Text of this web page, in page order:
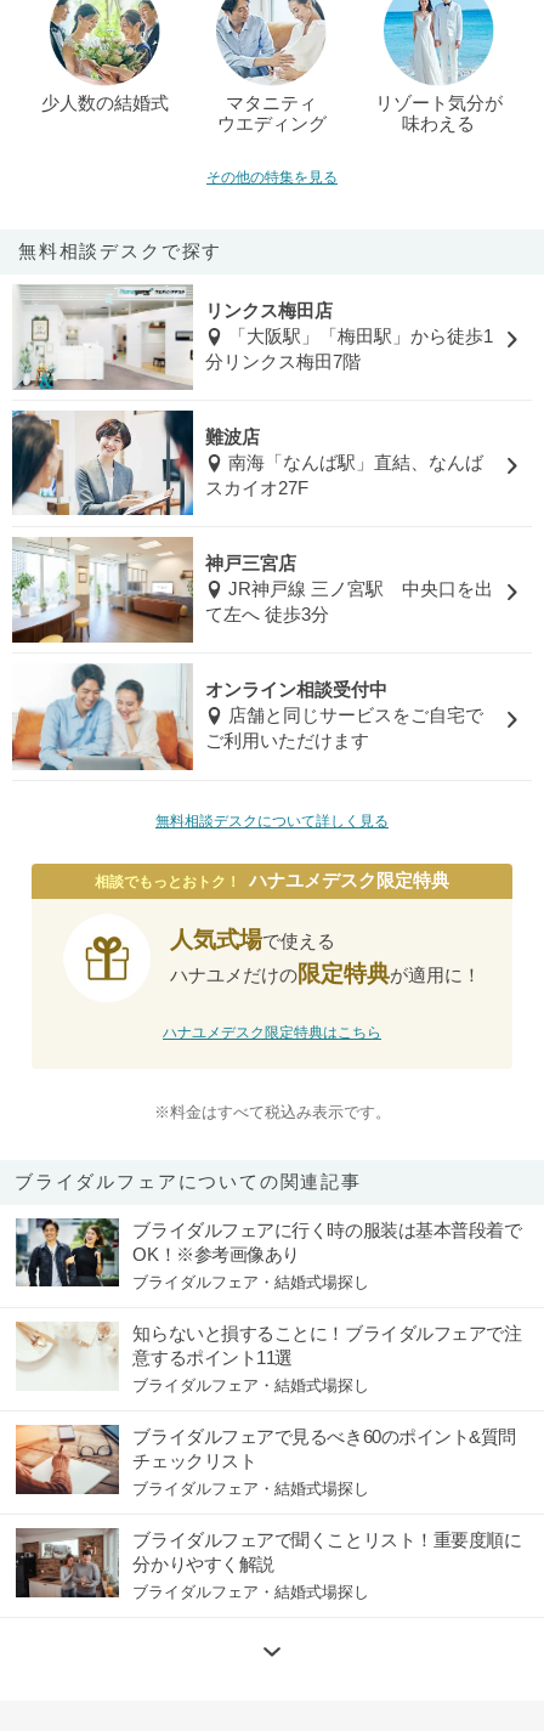
少人数の結婚式
マタニティ
ウエディング
リゾート気分が
味わえる
その他の特集を見る
無料相談デスクで探す
リンクス梅田店
「大阪駅」「梅田駅」から徒歩1
分リンクス梅田7階
難波店
南海「なんば駅」直結、なんば
スカイオ27F
神戸三宮店
JR神戸線 三ノ宮駅 中央口を出
て左へ 徒歩3分
オンライン相談受付中
店舗と同じサービスをご自宅で
ご利用いただけます
無料相談デスクについて詳しく見る
相談でもっとおトク！ ハナユメデスク限定特典
人気式場で使える
ハナユメだけの限定特典が適用に！
ハナユメデスク限定特典はこちら
※料金はすべて税込み表示です。
ブライダルフェアについての関連記事
ブライダルフェアに行く時の服装は基本普段着で
OK！※参考画像あり
ブライダルフェア・結婚式場探し
知らないと損することに！ブライダルフェアで注
意するポイント11選
ブライダルフェア・結婚式場探し
ブライダルフェアで見るべき60のポイント&質問
チェックリスト
ブライダルフェア・結婚式場探し
ブライダルフェアで聞くことリスト！重要度順に
分かりやすく解説
ブライダルフェア・結婚式場探し